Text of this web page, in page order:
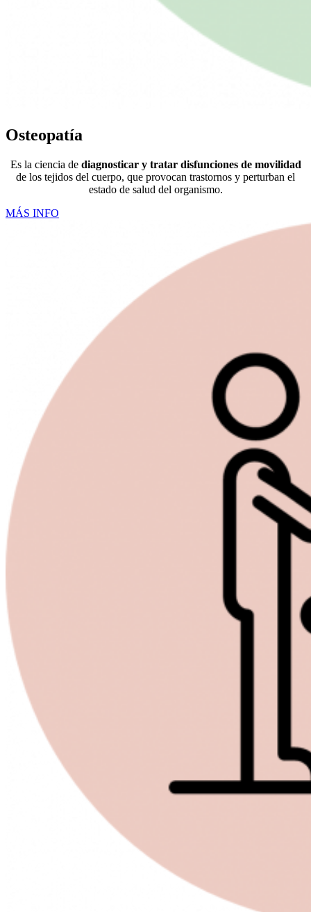
Osteopatía
Es la ciencia dediagnosticar y tratar disfunciones de movilidad
de los tejidos del cuerpo, que provocan trastornos y perturban el
estado de salud del organismo.
MÁS INFO